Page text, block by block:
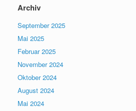
Archiv
September 2025
Mai 2025
Februar 2025
November 2024
Oktober 2024
August 2024
Mai 2024